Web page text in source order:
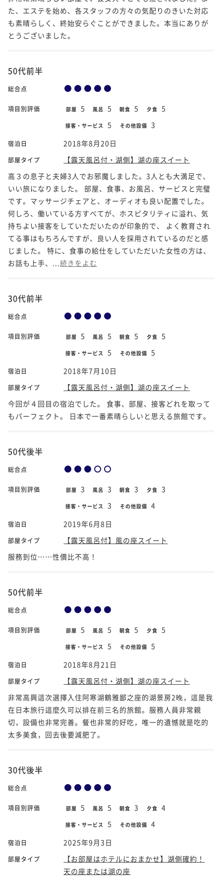
た、エステを始め、各スタッフの方々の気配りのきいた対応
も素晴らしく、終始安らぐことができました。本当にありが
とうございました。
50代前半
総合点
項目別評価 部屋 5 風呂 5 朝食 5 夕食 5
接客・サービス 5 その他設備 3
宿泊日 2018年8月20日
部屋タイプ
【露天風呂付・湖側】湖の座スイート
高３の息子と夫婦3人でお邪魔しました。3人とも大満足で、
いい旅になりました。 部屋、食事、お風呂、サービスと完璧
です。マッサージチェアと、オーディオも良い配置でした。
何しろ、働いている方すべてが、ホスピタリティに溢れ、気
持ちよい接客をしていただいたのが印象的で、 よく教育され
てる事はもちろんですが、良い人を採用されているのだと感
じました。 特に、食事の給仕をしていただいた女性の方は、
お話も上手、... 続きをよむ
30代前半
総合点
項目別評価 部屋 5 風呂 5 朝食 5 夕食 5
接客・サービス 5 その他設備 5
宿泊日 2018年7月10日
部屋タイプ
【露天風呂付・湖側】湖の座スイート
今回が４回目の宿泊でした。 食事、部屋、接客どれを取って
もパーフェクト。 日本で一番素晴らしいと思える旅館です。
50代後半
総合点
項目別評価 部屋 3 風呂 3 朝食 3 夕食 3
接客・サービス 3 その他設備 4
宿泊日 2019年6月8日
部屋タイプ
【露天風呂付】風の座スイート
服務到位⋯⋯性價比不高！
50代前半
総合点
項目別評価 部屋 5 風呂 5 朝食 5 夕食 5
接客・サービス 5 その他設備 5
宿泊日 2018年8月21日
部屋タイプ
【露天風呂付・湖側】湖の座スイート
非常高興這次選擇入住阿寒湖鶴雅鄙之座的湖景房2晚，這是我
在日本旅行這麼久可以排在前三名的旅館。服務人員非常親
切，設備也非常完善。餐也非常的好吃，唯一的遺憾就是吃的
太多美食，回去後要減肥了。
30代後半
総合点
項目別評価 部屋 5 風呂 5 朝食 3 夕食 4
接客・サービス 5 その他設備 4
宿泊日 2025年9月3日
部屋タイプ
【お部屋はホテルにおまかせ】湖側確約！
天の座または湖の座